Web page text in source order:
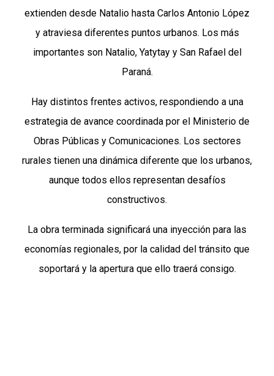
extienden desde Natalio hasta Carlos Antonio López
y atraviesa diferentes puntos urbanos. Los más
importantes son Natalio, Yatytay y San Rafael del
Paraná.
Hay distintos frentes activos, respondiendo a una
estrategia de avance coordinada por el Ministerio de
Obras Públicas y Comunicaciones. Los sectores
rurales tienen una dinámica diferente que los urbanos,
aunque todos ellos representan desafíos
constructivos.
La obra terminada significará una inyección para las
economías regionales, por la calidad del tránsito que
soportará y la apertura que ello traerá consigo.